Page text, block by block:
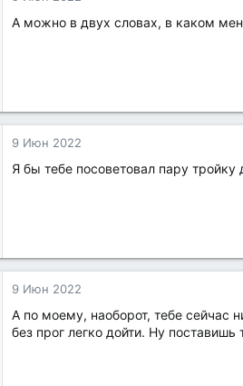
А можно в двух словах, в каком
9 Июн 2022
Я бы тебе посоветовал пару
9 Июн 2022
А по моему, наоборот, тебе сейчас
без прог легко дойти. Ну